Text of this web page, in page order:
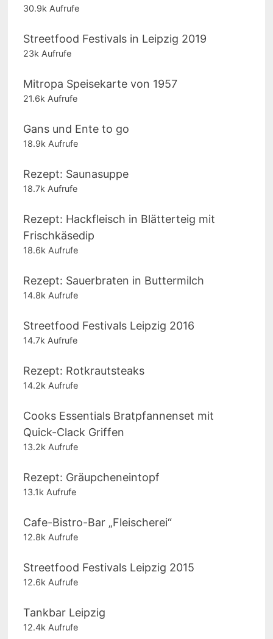
30.9k Aufrufe
Streetfood Festivals in Leipzig 2019
23k Aufrufe
Mitropa Speisekarte von 1957
21.6k Aufrufe
Gans und Ente to go
18.9k Aufrufe
Rezept: Saunasuppe
18.7k Aufrufe
Rezept: Hackfleisch in Blätterteig mit
Frischkäsedip
18.6k Aufrufe
Rezept: Sauerbraten in Buttermilch
14.8k Aufrufe
Streetfood Festivals Leipzig 2016
14.7k Aufrufe
Rezept: Rotkrautsteaks
14.2k Aufrufe
Cooks Essentials Bratpfannenset mit
Quick-Clack Griffen
13.2k Aufrufe
Rezept: Gräupcheneintopf
13.1k Aufrufe
Cafe-Bistro-Bar „Fleischerei“
12.8k Aufrufe
Streetfood Festivals Leipzig 2015
12.6k Aufrufe
Tankbar Leipzig
12.4k Aufrufe